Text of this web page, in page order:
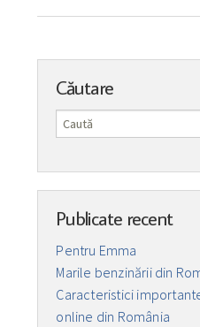
Căutare
Publicate recent
Pentru Emma
Marile benzinării din
Caracteristici
online din România